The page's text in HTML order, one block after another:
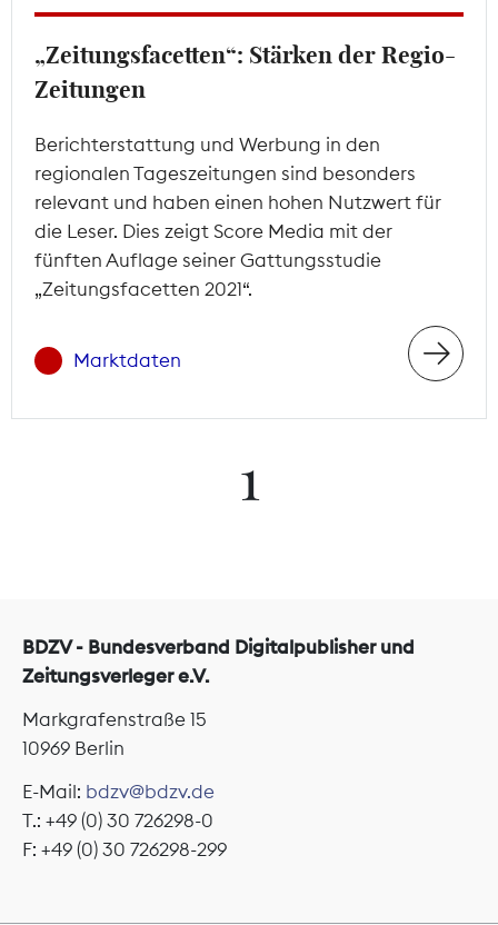
„Zeitungsfacetten“: Stärken der Regio-
Zeitungen
Berichterstattung und Werbung in den
regionalen Tageszeitungen sind besonders
relevant und haben einen hohen Nutzwert für
die Leser. Dies zeigt Score Media mit der
fünften Auflage seiner Gattungsstudie
„Zeitungsfacetten 2021“.
Marktdaten
1
BDZV - Bundesverband Digitalpublisher und
Zeitungsverleger e.V.
Markgrafenstraße 15
10969 Berlin
E-Mail: bdzv@bdzv.de
T.: +49 (0) 30 726298-0
F: +49 (0) 30 726298-299